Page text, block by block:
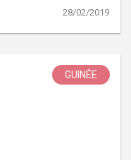
28/02/2019
GUINÉE